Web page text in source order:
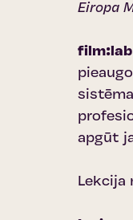
Eiropa
film:lab
apgūt
Lekcija